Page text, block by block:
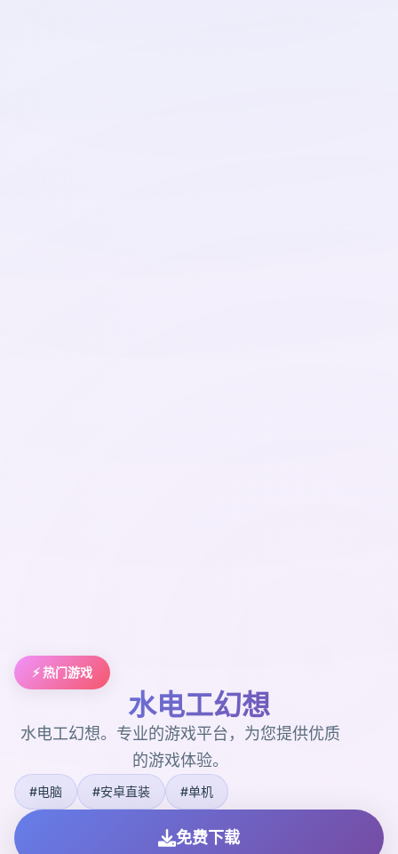
⚡ 热门游戏
水电工幻想
水电工幻想。专业的游戏平台，为您提供优质
的游戏体验。
#电脑 #安卓直装 #单机
免费下载